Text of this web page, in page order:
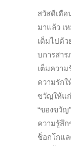
สวัสดีเดือ
มาแล้ว เ
เต็มไปด้ว
บการสา
เต็มควา
ความรักใ
ขวัญให้แ
“ของขวัญ
ความรู้สึ
ช็อกโกแ